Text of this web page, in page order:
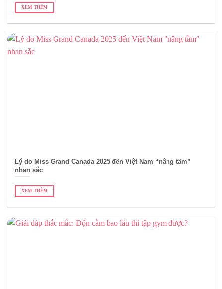
XEM THÊM
Lý do Miss Grand Canada 2025 đến Việt Nam “nâng tầm”
nhan sắc
XEM THÊM